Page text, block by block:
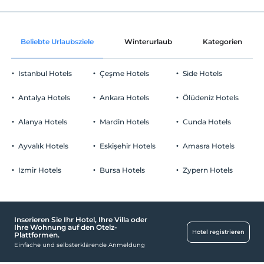
Parken (außerhalb des Geländes)
Klicken Sie hier, um besondere Anmerkungen
Gesundheit
Einfacher Zugang zum Krankenhaus (15 Minuten)
Check-out
Haustiere
Rauchen im Zimmer verboten
Kind(er)
kostenlos.
1 Der Aufenthalt für Kind(er) unter dem Alter von 9 ist/sind pro
Ornament mit Rosenblättern
Obstkorb im Zimmer
Beliebte Urlaubsziele Winterurlaub Kategorien
Istanbul Hotels
Antalya Hotels
Alanya Hotels
Ayvalık Hotels
Izmir Hotels
Çeşme Hotels
Ankara Hotels
Mardin Hotels
Eskişehir Hotels
Bursa Hotels
Side Hotels
Ölüdeniz Hotels
Cunda Hotels
Amasra Hotels
Zypern Hotels
Inserieren Sie Ihr Hotel, Ihre Villa oder
Ihre Wohnung auf den Otelz-
Plattformen.
Einfache und selbsterklärende Anmeldung
Hotel registrieren